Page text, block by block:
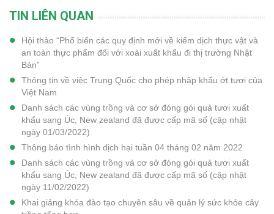
TIN LIÊN QUAN
Hội thảo “Phổ biến các quy định mới về kiểm dịch thực vật và
an toàn thực phẩm đối với xoài xuất khẩu đi thị trường Nhật
Bản”
Thông tin về việc Trung Quốc cho phép nhập khẩu ớt tươi của
Việt Nam
Danh sách các vùng trồng và cơ sở đóng gói quả tươi xuất
khẩu sang Úc, New zealand đã được cấp mã số (cập nhật
ngày 01/03/2022)
Thông báo tình hình dịch hại tuần 04 tháng 02 năm 2022
Danh sách các vùng trồng và cơ sở đóng gói quả tươi xuất
khẩu sang Úc, New zealand đã được cấp mã số (cập nhật
ngày 11/02/2022)
Khai giảng khóa đào tạo chuyên sâu về quản lý sức khỏe cây